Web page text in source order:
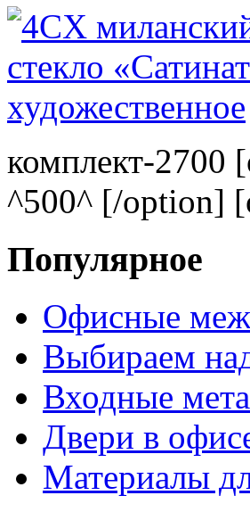
комплект-2700
^500^ [/option]
Популярное
Офисные
Выбираем
Входные
Двери в
Материалы